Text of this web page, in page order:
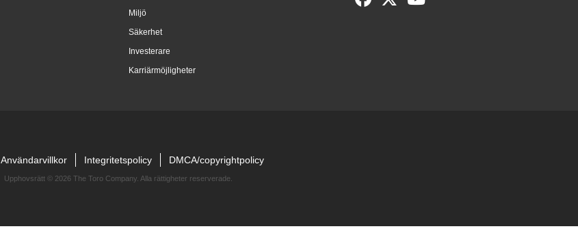
Miljö
Säkerhet
Investerare
Karriärmöjligheter
Användarvillkor Integritetspolicy DMCA/copyrightpolicy
Upphovsrätt © 2026 The Toro Company. Alla rättigheter reserverade.